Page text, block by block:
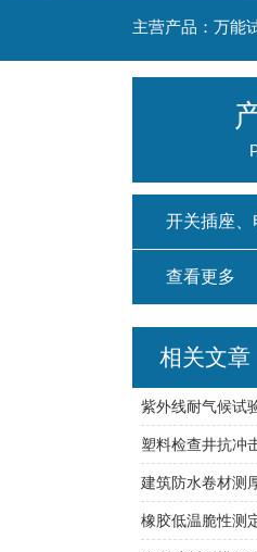
主营产品：万能
开关插座、
查看更多
相关文章
紫外线耐气候试
橡胶低温脆性测